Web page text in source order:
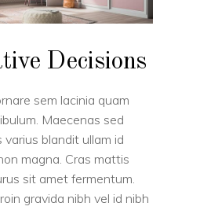
Decisions
sem lacinia quam
Maecenas sed
varius blandit ullam id
magna. Cras mattis
sit amet fermentum.
gravida nibh vel id nibh